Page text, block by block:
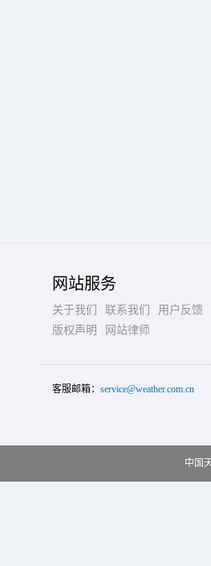
网站服务
关于我们 联系我们
用户反馈
版权声明
网站律师
客服邮箱： service@weather.com.cn
中国